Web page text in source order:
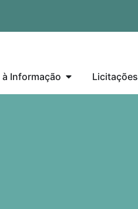
Informação Licitações